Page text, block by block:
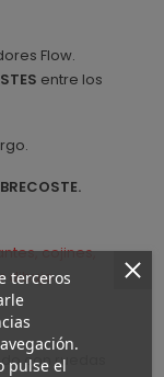
Flow.
entre los
cojines,
dibujo
con ruedas
terceros
pulse el